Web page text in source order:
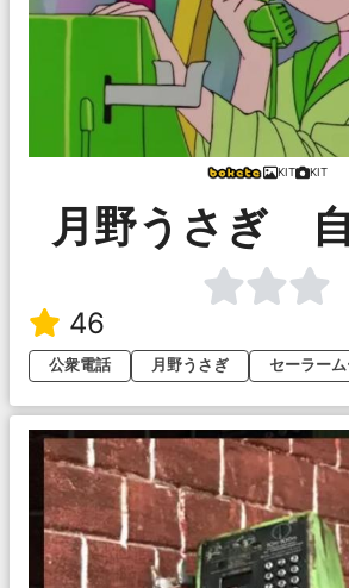
KIT KIT
月野うさぎ
46
公衆電話
月野うさぎ セーラー